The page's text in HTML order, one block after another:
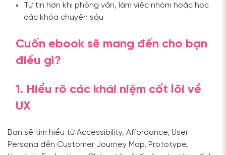
Tự tin hơn khi phỏng vấn, làm việc nhóm hoặc học
các khóa chuyên sâu
Cuốn ebook sẽ mang đến cho bạn
điều gì?
1. Hiểu rõ các khái niệm cốt lõi về
UX
Bạn sẽ tìm hiểu từ Accessibility, Affordance, User
Persona đến Customer Journey Map, Prototype,